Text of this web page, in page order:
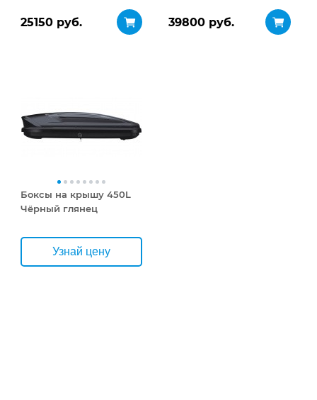
25150 руб. 39800 руб.
Боксы на крышу 450L
Чёрный глянец
Узнай цену